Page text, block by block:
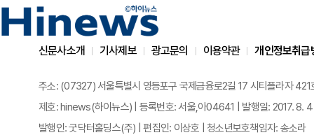
신문사소개 기사제보 광고문의 이용약관 개인정보취급
주소: (07327) 서울특별시 영등포구 국제금융로2길 17 시티플라자
제호: hinews(하이뉴스) | 등록번호: 서울,아04641 | 발행일: 2017. 8. 4
발행인: 굿닥터홀딩스(주) | 편집인: 이상호 | 청소년보호책임자: 송소라